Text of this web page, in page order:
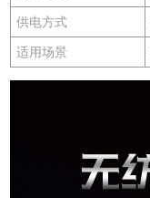
供电方式
适用场景